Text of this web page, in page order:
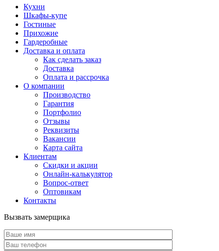
Кухни
Шкафы-купе
Гостиные
Прихожие
Гардеробные
Доставка и оплата
Как сделать заказ
Доставка
Оплата и рассрочка
О компании
Производство
Гарантия
Портфолио
Отзывы
Реквизиты
Вакансии
Карта сайта
Клиентам
Скидки и акции
Онлайн-калькулятор
Вопрос-ответ
Оптовикам
Контакты
Вызвать замерщика